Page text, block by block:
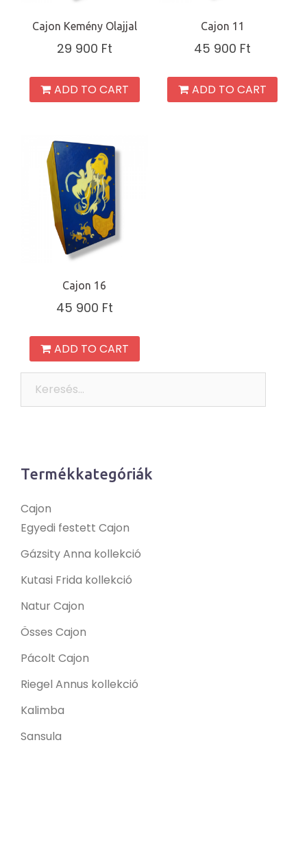
Cajon Kemény Olajjal
29 900 Ft
ADD TO CART
Cajon 11
45 900 Ft
ADD TO CART
Cajon 16
45 900 Ft
ADD TO CART
Termékkategóriák
Cajon
Egyedi festett Cajon
Gázsity Anna kollekció
Kutasi Frida kollekció
Natur Cajon
Össes Cajon
Pácolt Cajon
Riegel Annus kollekció
Kalimba
Sansula